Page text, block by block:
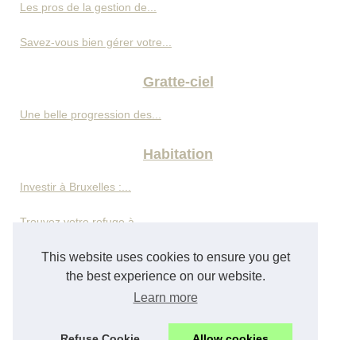
This website uses cookies to ensure you get
the best experience on our website.
Learn more
Les pros de la gestion de...
Savez-vous bien gérer votre...
Gratte-ciel
Une belle progression des...
Habitation
Investir à Bruxelles :...
Trouvez votre refuge à...
Les joies d'une location de...